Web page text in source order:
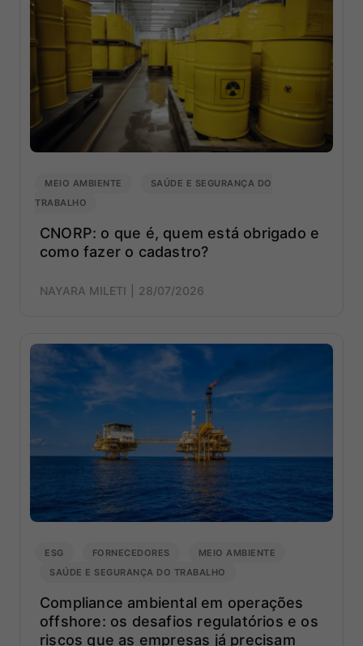
MEIO AMBIENTE
SAÚDE E SEGURANÇA DO
TRABALHO
CNORP: o que é, quem está obrigado e
como fazer o cadastro?
NAYARA MILETI 28/07/2026
ESG FORNECEDORES
MEIO AMBIENTE
SAÚDE E SEGURANÇA DO TRABALHO
Compliance ambiental em operações
offshore: os desafios regulatórios e os
riscos que as empresas já precisam